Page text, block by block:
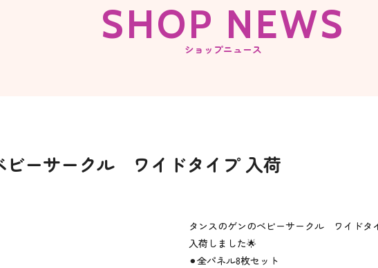
SHOP NEWS
ショップニュース
ビーサークル ワイドタイプ 入荷
タンスのゲンのベビーサークル ワイドタ
入荷しました🌟
⚫︎全パネル8枚セット